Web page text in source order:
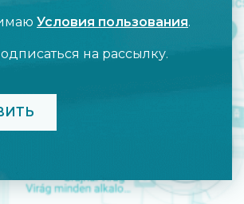
Условия пользования.
на рассылку.